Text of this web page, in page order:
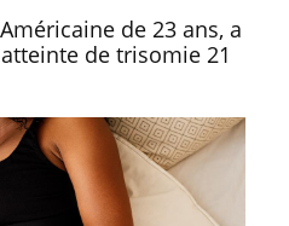
de 23 ans, a
de trisomie 21